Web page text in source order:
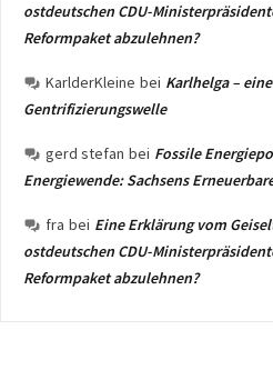
ostdeutschen CDU-
Reformpaket abzulehnen?
KarlderKleine bei Karlhelga –
Gentrifizierungswelle
gerd stefan bei Fossile
Energiewende: Sachsens
fra bei Eine Erklärung vom
ostdeutschen CDU-
Reformpaket abzulehnen?